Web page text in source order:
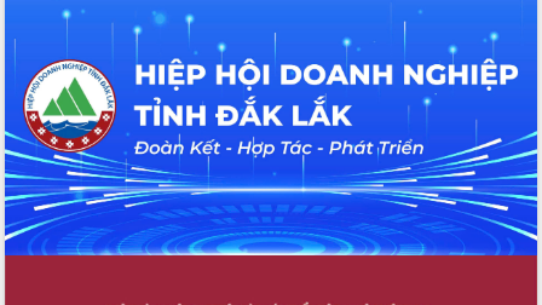
Đắk Lắk sẵn sàng các điều kiện cho
Ngày hội bầu cử đại biểu Quốc hội
khóa XVI và HĐND các cấp nhiệm kỳ
2026-2031
Đảm bảo cuộc bầu cử đại biểu Quốc
hội và đại biểu HĐND các cấp diễn ra
an toàn, hiệu quả, đúng quy định
Thủ tướng Chính phủ Phạm Minh Chính
kiểm tra, chỉ đạo hoàn thành các dự